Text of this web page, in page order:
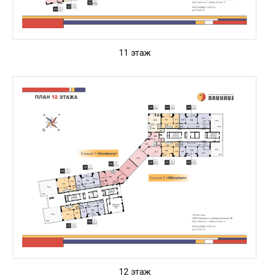
11 этаж
12 этаж